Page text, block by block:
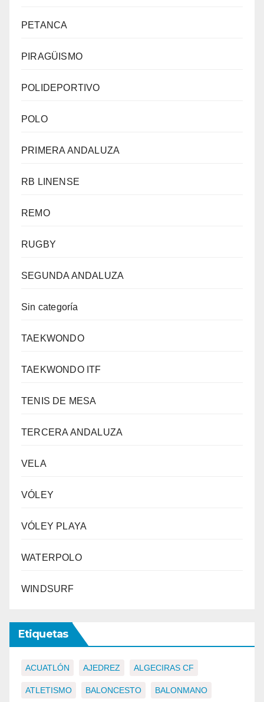
PETANCA
PIRAGÜISMO
POLIDEPORTIVO
POLO
PRIMERA ANDALUZA
RB LINENSE
REMO
RUGBY
SEGUNDA ANDALUZA
Sin categoría
TAEKWONDO
TAEKWONDO ITF
TENIS DE MESA
TERCERA ANDALUZA
VELA
VÓLEY
VÓLEY PLAYA
WATERPOLO
WINDSURF
Etiquetas
ACUATLÓN AJEDREZ ALGECIRAS CF
ATLETISMO BALONCESTO BALONMANO